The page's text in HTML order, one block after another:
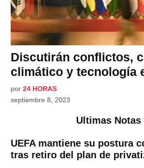
Discutirán conflictos,
climático y tecnología
por 24 HORAS
septiembre 8, 2023
Ultimas Notas
UEFA mantiene su postura
tras retiro del plan de